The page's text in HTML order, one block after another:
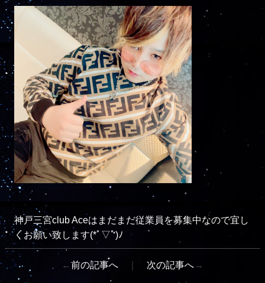
神戸三宮club Aceはまだまだ従業員を募集中なので宜し
くお願い致します(*ﾟ▽ﾟ)ﾉ
←前の記事へ 次の記事へ→